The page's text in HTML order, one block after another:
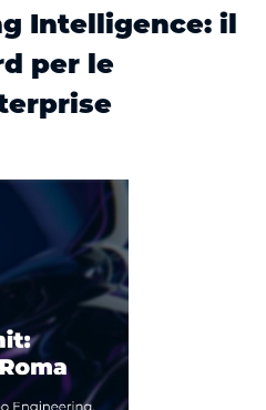
Intelligence: il
per le